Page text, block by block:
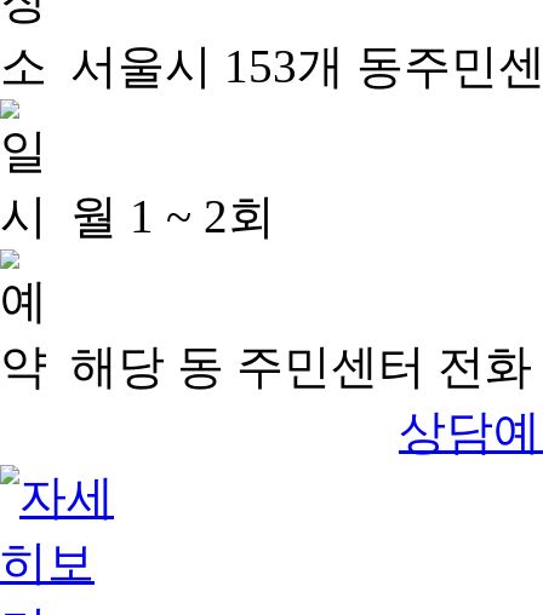
서울시 153개 동주민
월 1 ~ 2회
해당 동 주민센터 전
상담